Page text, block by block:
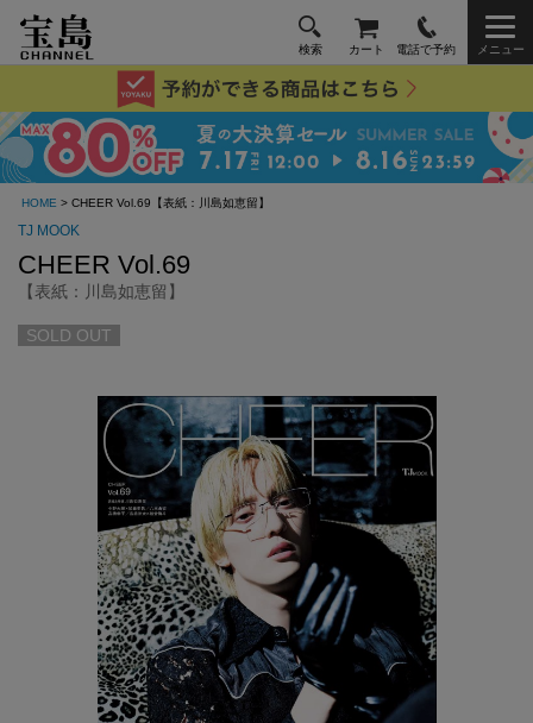
検索 カート 電話で予約 メニュー
HOME > CHEER Vol.69【表紙：川島如恵留】
TJ MOOK
CHEER Vol.69
【表紙：川島如恵留】
SOLD OUT